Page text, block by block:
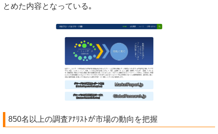
とめた内容となっている｡
850名以上の調査ｱﾅﾘｽﾄが市場の動向を把握